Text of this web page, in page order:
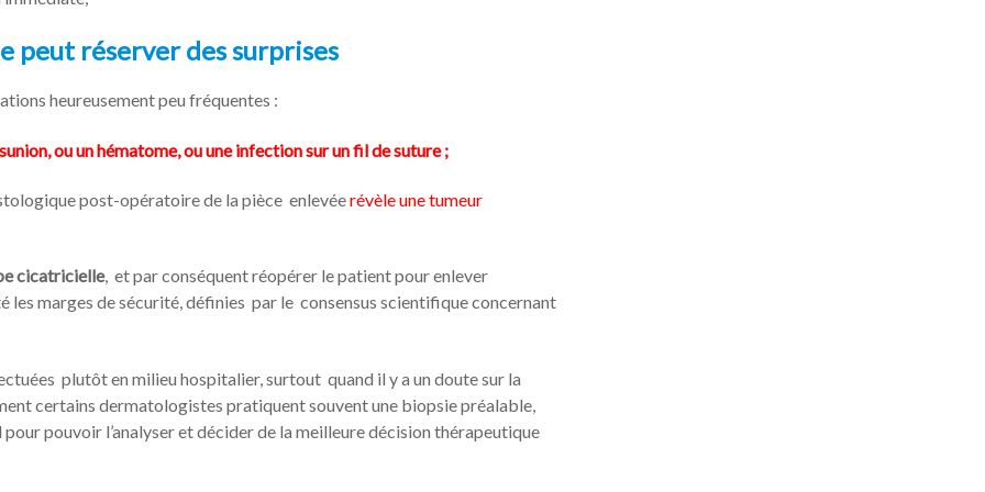
réserver des surprises
heureusement peu fréquentes :
ou un hématome, ou une infection sur un fil de suture ;
post-opératoire de la pièce enlevéerévèle une tumeur
cicatricielle, et par conséquent réopérer le patient pour enlever
les marges de sécurité, définies par le consensus scientifique concernant
plutôt en milieu hospitalier, surtout quand il y a un doute sur la
certains dermatologistes pratiquent souvent une biopsie préalable,
pouvoir l’analyser et décider de la meilleure décision thérapeutique